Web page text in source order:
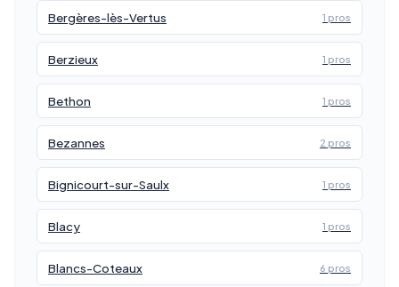
Bergères-lès-Vertus 1 pros
Berzieux 1 pros
Bethon 1 pros
Bezannes 2 pros
Bignicourt-sur-Saulx 1 pros
Blacy 1 pros
Blancs-Coteaux 6 pros